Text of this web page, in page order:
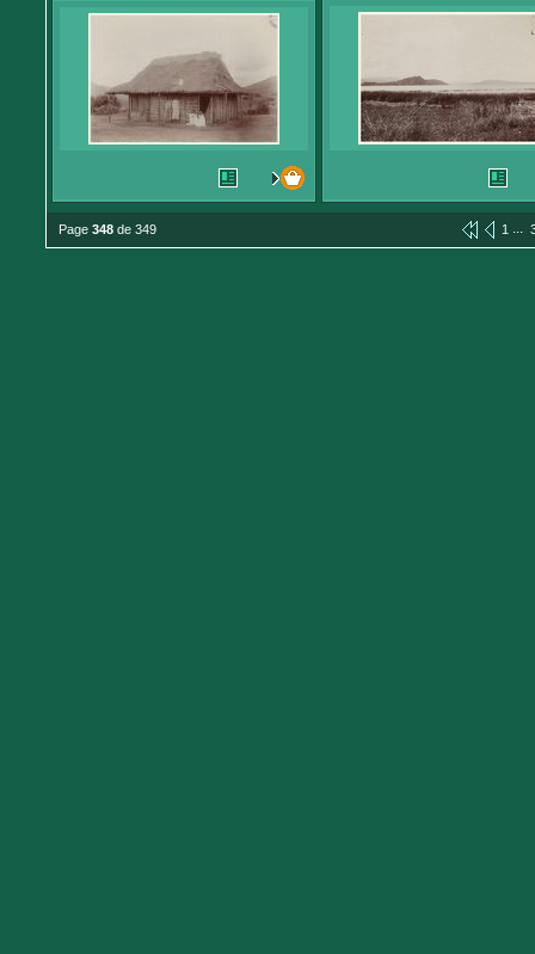
Page 348 de 349 1 ...